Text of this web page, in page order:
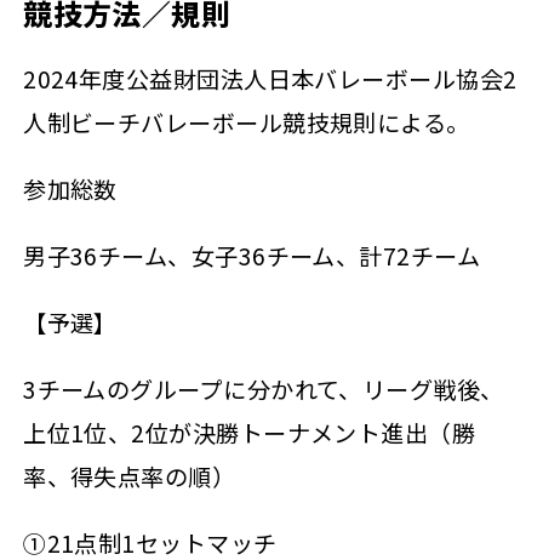
競技方法／規則
2024年度公益財団法人日本バレーボール協会2
人制ビーチバレーボール競技規則による。
参加総数
男子36チーム、女子36チーム、計72チーム
【予選】
3チームのグループに分かれて、リーグ戦後、
上位1位、2位が決勝トーナメント進出（勝
率、得失点率の順）
①21点制1セットマッチ